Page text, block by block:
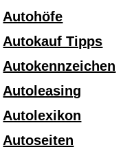
Autohöfe
Autokauf Tipps
Autokennzeichen
Autoleasing
Autolexikon
Autoseiten